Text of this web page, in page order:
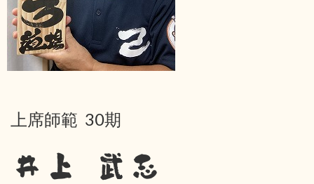
上席師範 30期
井上 武志